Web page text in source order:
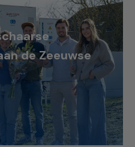
de Zeeuwse